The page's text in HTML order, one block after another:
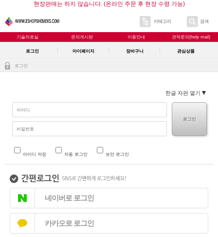
현장판매는 하지 않습니다. (온라인 주문 후 현장 수령 가능)
카테고리 검색
기술자료실 문의게시판 이용안내 견적문의(help mail)
로그인 마이페이지 장바구니 관심상품
로그인
한글 자판 열기
로그인
아이디 저장 자동 로그인 보안 로그인
네이버로 로그인
카카오로 로그인